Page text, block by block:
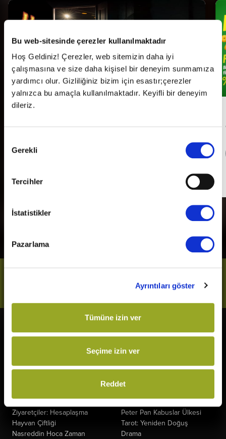
Bu web-sitesinde çerezler kullanılmaktadır
Hoş Geldiniz! Çerezler, web sitemizin daha iyi
çalışmasına ve size daha kişisel bir deneyim sunmamıza
yardımcı olur. Gizliliğiniz bizim için esastır;çerezler
yalnızca bu amaçla kullanılmaktadır. Keyifli bir deneyim
dileriz.
Seçimi
Gerekli
Tercihler
İstatistikler
Pazarlama
Ayrıntıları göster
Tümüne izin ver
Seçime izin ver
Reddet
Vizyonda
Gün
Saplantı
Ziyaretçiler: Hesaplaşma
Hayvan Çiftliği
Nasreddin Hoca Zaman
Yakında
Kurtuluş Projesi
Fırtınadan Önce
Kuyumcu
Paw Patrol: Dino Filmi
Peter Pan Kabuslar Ülkesi
Tarot: Yeniden Doğuş
Drama